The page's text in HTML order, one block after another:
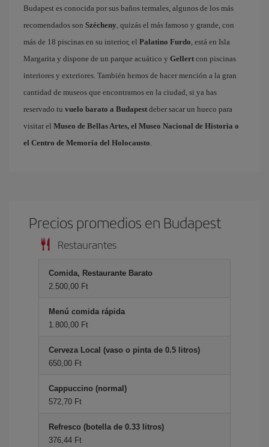
Budapest es conocida por sus baños termales, algunos de los más
recomendados son Szécheny , quizás el más famoso y grande, con
más de 18 piscinas en su interior, el Palatino Furdo , está en Isla
Margarita y dispone de un parque acuático y Gellert con piscinas
interiores y exteriores. También hemos de hacer mención a la gran
cantidad de museos que encontramos en la ciudad, si ya has
reservado tu vuelo barato a Budapest deber sacar un hueco para
visitar el Museo de Bellas Artes, el Museo Nacional de Historia o
el Centro de Memoria del Holocausto
Precios promedios en Budapest
Restaurantes
Comida, Restaurante Barato
2.500,00 Ft
Menú comida rápida
1.800,00 Ft
Cerveza Local (vaso o pinta de 0.5 litros)
650,00 Ft
Cappuccino (normal)
572,70 Ft
Refresco (botella de 0.33 litros)
376,44 Ft